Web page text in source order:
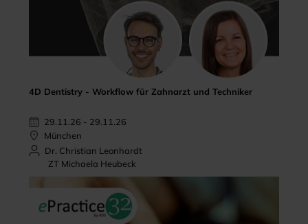
4D Dentistry - Workflow für Zahnarzt und Techniker
29.11.26 - 29.11.26
München
Dr. Christian Leonhardt
ZT Michaela Heubeck